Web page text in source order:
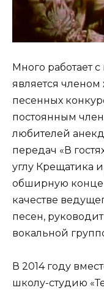
Много работает
является
песенных
постоянным
любителей
передач «В
углу Крещатика
обширную
качестве
песен,
вокальной
В 2014 году
школу-студию